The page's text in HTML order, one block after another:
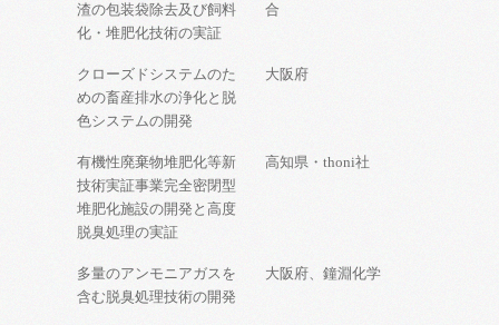
渣の包装袋除去及び飼料
化・堆肥化技術の実証
合
クローズドシステムのた
めの畜産排水の浄化と脱
色システムの開発
大阪府
有機性廃棄物堆肥化等新
技術実証事業完全密閉型
堆肥化施設の開発と高度
脱臭処理の実証
高知県・thoni社
多量のアンモニアガスを
含む脱臭処理技術の開発
大阪府、鐘淵化学